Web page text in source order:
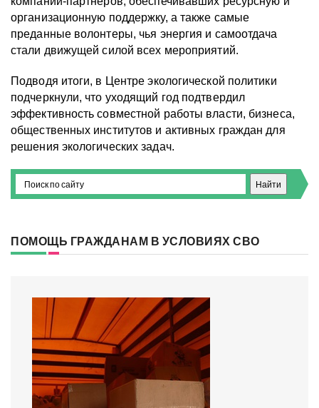
организационную поддержку, а также самые
преданные волонтеры, чья энергия и самоотдача
стали движущей силой всех мероприятий.
Подводя итоги, в Центре экологической политики
подчеркнули, что уходящий год подтвердил
эффективность совместной работы власти, бизнеса,
общественных институтов и активных граждан для
решения экологических задач.
ПОМОЩЬ ГРАЖДАНАМ В УСЛОВИЯХ СВО